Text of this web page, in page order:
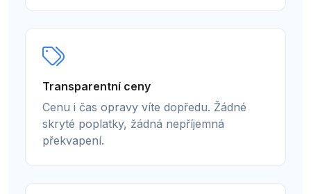
Transparentní ceny
Cenu i čas opravy víte dopředu. Žádné
skryté poplatky, žádná nepříjemná
překvapení.